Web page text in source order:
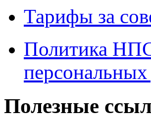
Тарифы за
Политика
Полезные